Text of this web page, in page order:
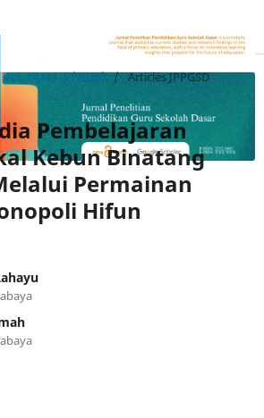
Vol. 14 No. 5 (2026) / Articles JPPGSD
Pembelajaran
Kebun Binatang
Permainan
Hifun